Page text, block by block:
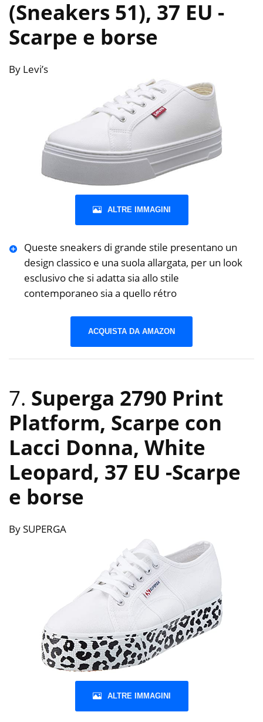
(Sneakers 51), 37 EU -
Scarpe e borse
By Levi’s
ALTRE IMMAGINI
Queste sneakers di grande stile presentano un
design classico e una suola allargata, per un look
esclusivo che si adatta sia allo stile
contemporaneo sia a quello rétro
ACQUISTA DA AMAZON
7. Superga 2790 Print
Platform, Scarpe con
Lacci Donna, White
Leopard, 37 EU -Scarpe
e borse
By SUPERGA
ALTRE IMMAGINI